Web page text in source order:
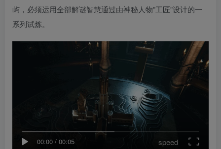
屿，必须运用全部解谜智慧通过由神秘人物”工匠”设计的一
系列试炼。
00:00 / 00:05 speed